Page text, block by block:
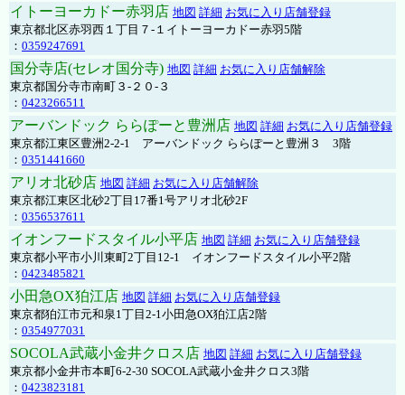
イトーヨーカドー赤羽店 地図 詳細 お気に入り店舗登録
東京都北区赤羽西１丁目７-１イトーヨーカドー赤羽5階
： 0359247691
国分寺店(セレオ国分寺) 地図 詳細 お気に入り店舗解除
東京都国分寺市南町３-２０-３
： 0423266511
アーバンドック ららぽーと豊洲店 地図 詳細 お気に入り店舗登録
東京都江東区豊洲2-2-1 アーバンドック ららぽーと豊洲３ 3階
： 0351441660
アリオ北砂店 地図 詳細 お気に入り店舗解除
東京都江東区北砂2丁目17番1号アリオ北砂2F
： 0356537611
イオンフードスタイル小平店 地図 詳細 お気に入り店舗登録
東京都小平市小川東町2丁目12-1 イオンフードスタイル小平2階
： 0423485821
小田急OX狛江店 地図 詳細 お気に入り店舗登録
東京都狛江市元和泉1丁目2-1小田急OX狛江店2階
： 0354977031
SOCOLA武蔵小金井クロス店 地図 詳細 お気に入り店舗登録
東京都小金井市本町6-2-30 SOCOLA武蔵小金井クロス3階
： 0423823181